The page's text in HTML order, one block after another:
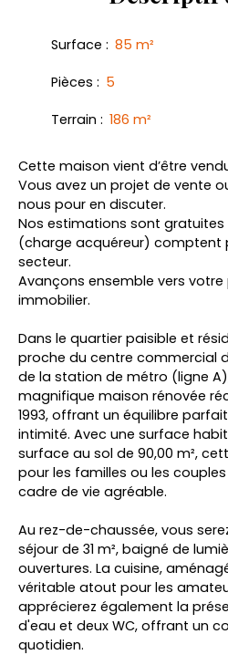
Surface : 85 m²
Pièces : 5
Terrain : 186 m²
Cette maison vient d’être
Vous avez un projet de vente
nous pour en discuter.
Nos estimations sont gratuites
(charge acquéreur) comptent
secteur.
Avançons ensemble vers
immobilier.
Dans le quartier paisible et
proche du centre commercial
de la station de métro (ligne
magnifique maison rénovée
1993, offrant un équilibre
intimité. Avec une surface
surface au sol de 90,00 m²,
pour les familles ou les
cadre de vie agréable.
Au rez-de-chaussée, vous
séjour de 31 m², baigné de
ouvertures. La cuisine,
véritable atout pour les
apprécierez également la
d'eau et deux WC, offrant un
quotidien.